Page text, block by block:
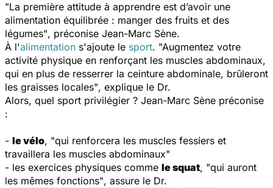
"La première attitude à apprendre est d’avoir une
alimentation équilibrée : manger des fruits et des
légumes", préconise Jean-Marc Sène.
À l'alimentation s'ajoute le sport. "Augmentez votre
activité physique en renforçant les muscles abdominaux,
qui en plus de resserrer la ceinture abdominale, brûleront
les graisses locales", explique le Dr.
Alors, quel sport privilégier ? Jean-Marc Sène préconise
:
- le vélo, "qui renforcera les muscles fessiers et
travaillera les muscles abdominaux"
- les exercices physiques comme le squat, "qui auront
les mêmes fonctions", assure le Dr.